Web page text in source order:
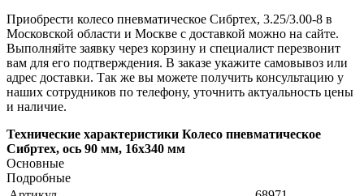
Приобрести колесо пневматическое Сибртех, 3.25/3.00-8 в
Московской области и Москве с доставкой можно на сайте.
Выполняйте заявку через корзину и специалист перезвонит
вам для его подтверждения. В заказе укажите самовывоз или
адрес доставки. Так же вы можете получить консультацию у
наших сотрудников по телефону, уточнить актуальность цены
и наличие.
Технические характеристики Колесо пневматическое
Сибртех, ось 90 мм, 16х340 мм
Основные
Подробные